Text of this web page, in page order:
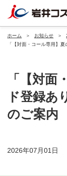
ホーム ＞ お知らせ ＞
「【対面・コール専用】
「【対面
ド登録あ
のご案内
2026年07月01日